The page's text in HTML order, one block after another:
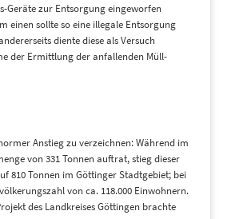
Geräte zur Entsorgung eingeworfen
einen sollte so eine illegale Entsorgung
diente diese als Versuch
der Ermittlung der anfallenden Müll-
Anstieg zu verzeichnen: Während im
von 331 Tonnen auftrat, stieg dieser
810 Tonnen im Göttinger Stadtgebiet; bei
von ca. 118.000 Einwohnern.
des Landkreises Göttingen brachte